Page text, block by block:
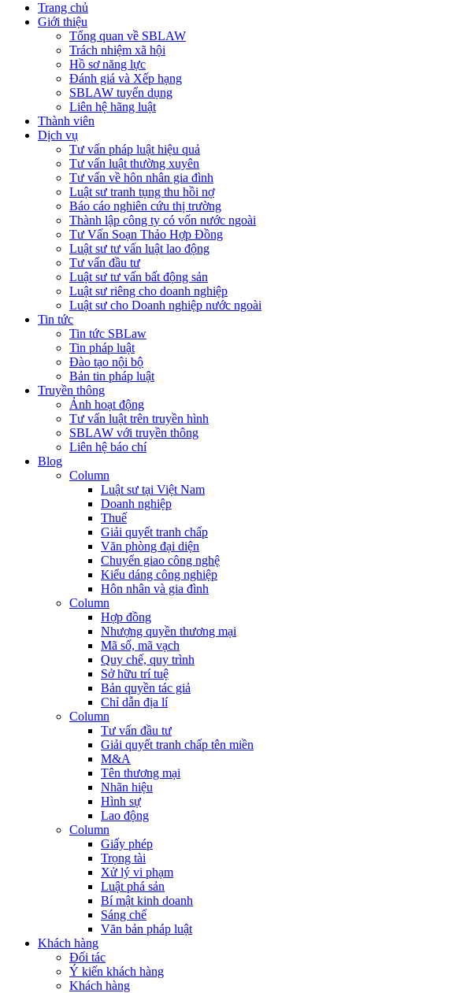
Trang chủ
Giới thiệu
Tổng quan về SBLAW
Trách nhiệm xã hội
Hồ sơ năng lực
Đánh giá và Xếp hạng
SBLAW tuyển dụng
Liên hệ hãng luật
Thành viên
Dịch vụ
Tư vấn pháp luật hiệu quả
Tư vấn luật thường xuyên
Tư vấn về hôn nhân gia đình
Luật sư tranh tụng thu hồi nợ
Báo cáo nghiên cứu thị trường
Thành lập công ty có vốn nước ngoài
Tư Vấn Soạn Thảo Hợp Đồng
Luật sư tư vấn luật lao động
Tư vấn đầu tư
Luật sư tư vấn bất động sản
Luật sư riêng cho doanh nghiệp
Luật sư cho Doanh nghiệp nước ngoài
Tin tức
Tin tức SBLaw
Tin pháp luật
Đào tạo nội bộ
Bản tin pháp luật
Truyền thông
Ảnh hoạt động
Tư vấn luật trên truyền hình
SBLAW với truyền thông
Liên hệ báo chí
Blog
Column
Luật sư tại Việt Nam
Doanh nghiệp
Thuế
Giải quyết tranh chấp
Văn phòng đại diện
Chuyển giao công nghệ
Kiểu dáng công nghiệp
Hôn nhân và gia đình
Column
Hợp đồng
Nhượng quyền thương mại
Mã số, mã vạch
Quy chế, quy trình
Sở hữu trí tuệ
Bản quyền tác giả
Chỉ dẫn địa lí
Column
Tư vấn đầu tư
Giải quyết tranh chấp tên miền
M&A
Tên thương mại
Nhãn hiệu
Hình sự
Lao động
Column
Giấy phép
Trọng tài
Xử lý vi phạm
Luật phá sản
Bí mật kinh doanh
Sáng chế
Văn bản pháp luật
Khách hàng
Đối tác
Ý kiến khách hàng
Khách hàng